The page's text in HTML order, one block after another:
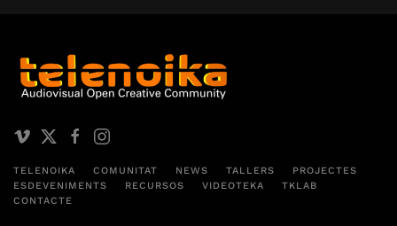
TELENOIKA COMUNITAT NEWS TALLERS
PROJECTES
ESDEVENIMENTS
RECURSOS VIDEOTEKA
TKLAB
CONTACTE